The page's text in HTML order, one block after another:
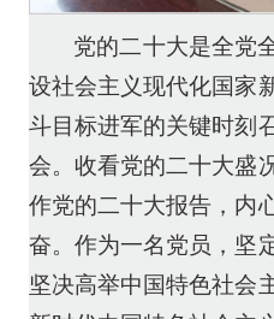
党的二十大是全党
设社会主义现代化国家
斗目标进军的关键时刻
会。收看党的二十大盛
作党的二十大报告，内
奋。作为一名党员，坚
坚决高举中国特色社会